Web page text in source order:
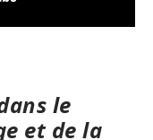
le
et de la